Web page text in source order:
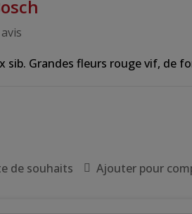
sib. Grandes fleurs rouge vif, de
de souhaits Ajouter pour